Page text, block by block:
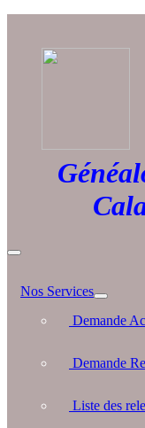
Nos Services
Demande
Demande
Liste des